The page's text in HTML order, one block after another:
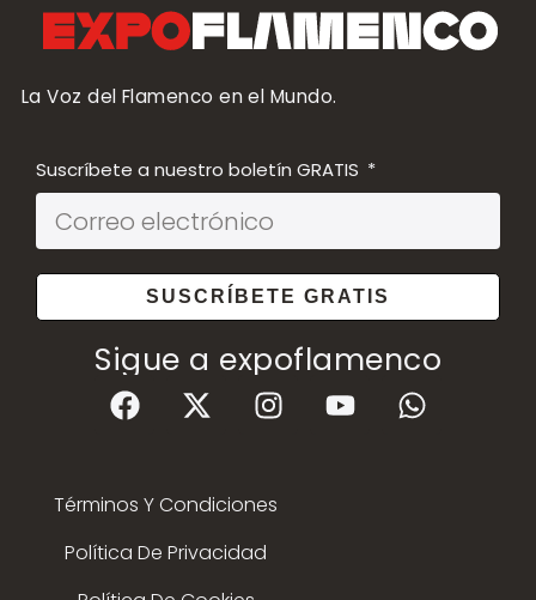
La Voz del Flamenco en el Mundo.
Suscríbete a nuestro boletín GRATIS
SUSCRÍBETE GRATIS
Sigue a expoflamenco
Términos Y Condiciones
Política De Privacidad